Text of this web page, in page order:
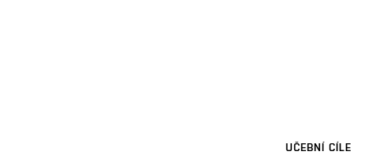
UČEBNÍ CÍLE